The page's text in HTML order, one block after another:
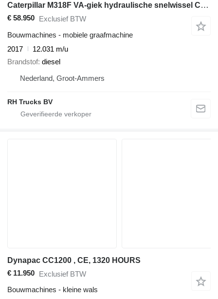
Caterpillar M318F VA-giek hydraulische snelwissel CW30 airco
€ 58.950 Exclusief BTW
Bouwmachines - mobiele graafmachine
2017
12.031 m/u
Brandstof diesel
Nederland, Groot-Ammers
RH Trucks BV
Dynapac CC1200 , CE, 1320 HOURS
€ 11.950 Exclusief BTW
Bouwmachines - kleine wals